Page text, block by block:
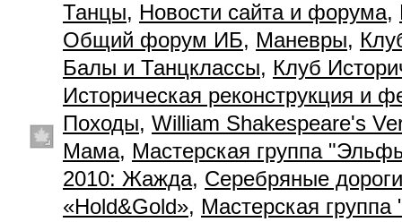
Танцы, Новости сайта и форума,
Общий форум ИБ, Маневры,
Балы и Танцклассы, Клуб
Историческая реконструкция и
Походы, William Shakespeare's
Мама, Мастерская группа
2010: Жажда, Серебряные дороги
«Hold&Gold», Мастерская